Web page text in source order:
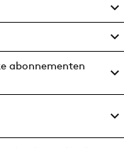
abonnementen